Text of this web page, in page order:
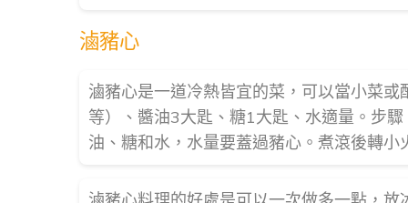
滷豬心
滷豬心是一道冷熱皆宜的菜，可以當小菜
等）、醬油3大匙、糖1大匙、水適量。步
油、糖和水，水量要蓋過豬心。煮滾後轉